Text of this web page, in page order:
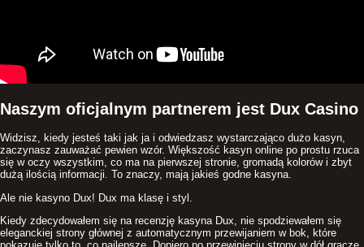
Naszym oficjalnym partnerem jest Dux Casino
Widzisz, kiedy jesteś taki jak ja i odwiedzasz wystarczająco dużo kasyn,
zaczynasz zauważać pewien wzór. Większość kasyn online po prostu rzuca
się w oczy wszystkim, co ma na pierwszej stronie, gromadą kolorów i zbyt
dużą ilością informacji. To znaczy, mają jakieś godne kasyna.
Ale nie kasyno Dux! Dux ma klasę i styl.
Kiedy zdecydowałem się na recenzję kasyna Dux, nie spodziewałem się
eleganckiej strony głównej z automatycznym przewijaniem w bok, które